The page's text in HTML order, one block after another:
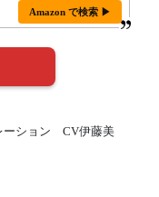
Amazon で検索 ▶
ーション CV伊藤美